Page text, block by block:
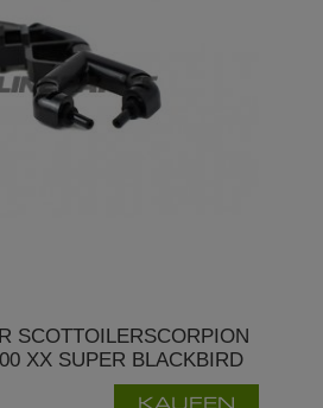
SCOTTOILERSCORPION
XX SUPER BLACKBIRD
KAUFEN